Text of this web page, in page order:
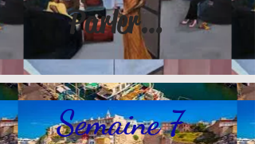
Parler & écrire
Semaine 7